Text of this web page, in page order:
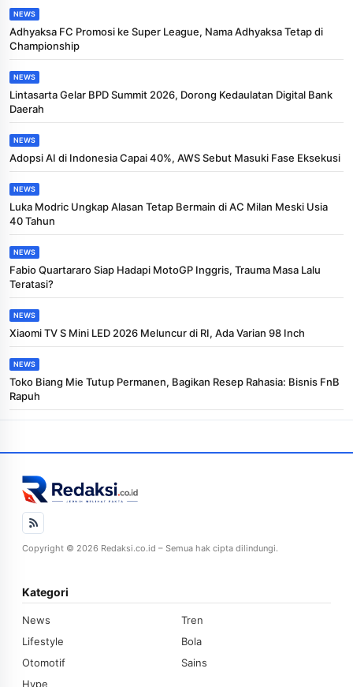
NEWS
Adhyaksa FC Promosi ke Super League, Nama Adhyaksa Tetap di
Championship
NEWS
Lintasarta Gelar BPD Summit 2026, Dorong Kedaulatan Digital Bank
Daerah
NEWS
Adopsi AI di Indonesia Capai 40%, AWS Sebut Masuki Fase Eksekusi
NEWS
Luka Modric Ungkap Alasan Tetap Bermain di AC Milan Meski Usia
40 Tahun
NEWS
Fabio Quartararo Siap Hadapi MotoGP Inggris, Trauma Masa Lalu
Teratasi?
NEWS
Xiaomi TV S Mini LED 2026 Meluncur di RI, Ada Varian 98 Inch
NEWS
Toko Biang Mie Tutup Permanen, Bagikan Resep Rahasia: Bisnis FnB
Rapuh
Copyright © 2026 Redaksi.co.id – Semua hak cipta dilindungi.
Kategori
News
Tren
Lifestyle
Bola
Otomotif
Sains
Hype